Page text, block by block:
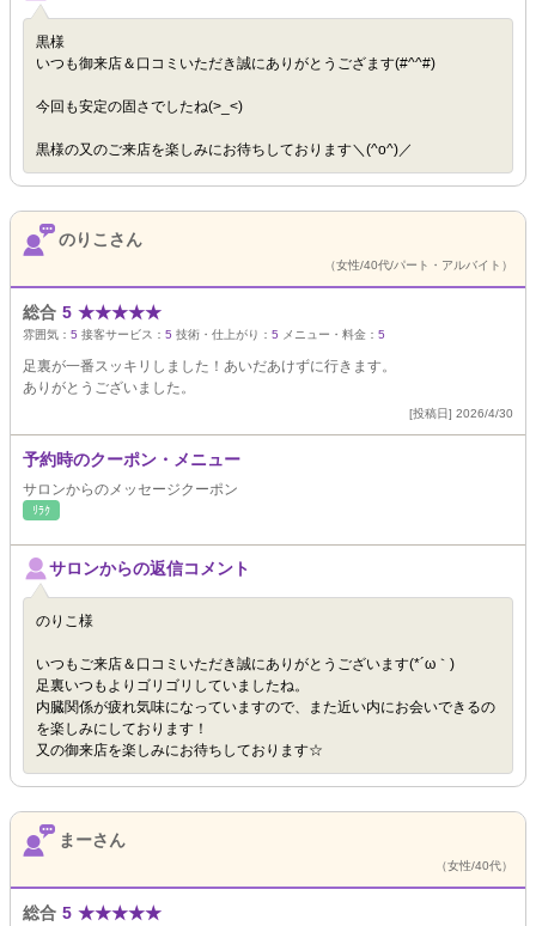
黒様
いつも御来店＆口コミいただき誠にありがとうござます(#^^#)
今回も安定の固さでしたね(>_<)
黒様の又のご来店を楽しみにお待ちしております＼(^o^)／
のりこさん
（女性/40代/パート・アルバイト）
総合 5 ★★★★★
雰囲気： 5 接客サービス： 5 技術・仕上がり： 5 メニュー・料金： 5
足裏が一番スッキリしました！あいだあけずに行きます。
ありがとうございました。
[投稿日] 2026/4/30
予約時のクーポン・メニュー
サロンからのメッセージクーポン
ﾘﾗｸ
サロンからの返信コメント
のりこ様
いつもご来店＆口コミいただき誠にありがとうございます(*´ω｀)
足裏いつもよりゴリゴリしていましたね。
内臓関係が疲れ気味になっていますので、また近い内にお会いできるの
を楽しみにしております！
又の御来店を楽しみにお待ちしております☆
まーさん
（女性/40代）
総合 5 ★★★★★